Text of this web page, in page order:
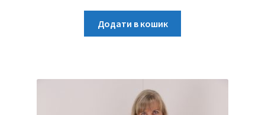
Додати в кошик